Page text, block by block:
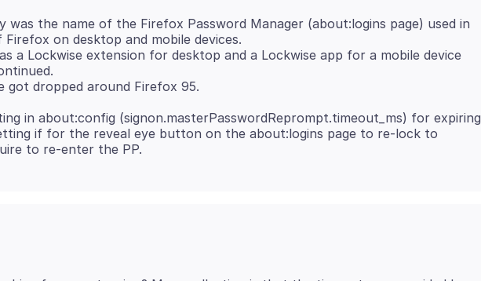
was the name of the Firefox Password Manager (about:logins page) used in
on desktop and mobile devices.
a Lockwise extension for desktop and a Lockwise app for a mobile device
in about:config (signon.masterPasswordReprompt.timeout_ms) for expiring
if for the reveal eye button on the about:logins page to re-lock to